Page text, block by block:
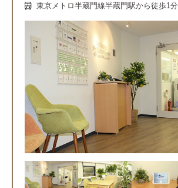
東京メトロ半蔵門線半蔵門駅から徒歩1分